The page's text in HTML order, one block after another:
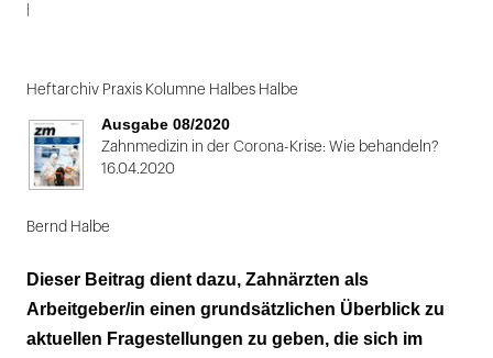
1
von
2
Heftarchiv Praxis Kolumne Halbes Halbe
Ausgabe 08/2020
Zahnmedizin in der Corona-Krise: Wie behandeln?
16.04.2020
Bernd Halbe
Dieser Beitrag dient dazu, Zahnärzten als
Arbeitgeber/in einen grundsätzlichen Überblick zu
aktuellen Fragestellungen zu geben, die sich im